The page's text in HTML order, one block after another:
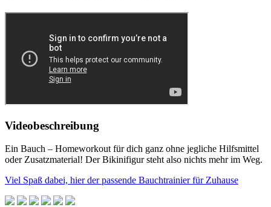
Videobeschreibung
Ein Bauch – Homeworkout für dich ganz ohne jegliche Hilfsmittel
oder Zusatzmaterial! Der Bikinifigur steht also nichts mehr im Weg.
Viel Spaß dabei, hier der passende Bauchtrainier für Zuhause